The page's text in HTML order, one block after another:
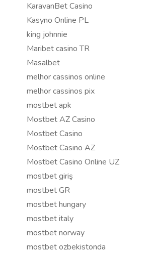
KaravanBet Casino
Kasyno Online PL
king johnnie
Maribet casino TR
Masalbet
melhor cassinos online
melhor cassinos pix
mostbet apk
Mostbet AZ Casino
Mostbet Casino
Mostbet Casino AZ
Mostbet Casino Online UZ
mostbet giriş
mostbet GR
mostbet hungary
mostbet italy
mostbet norway
mostbet ozbekistonda